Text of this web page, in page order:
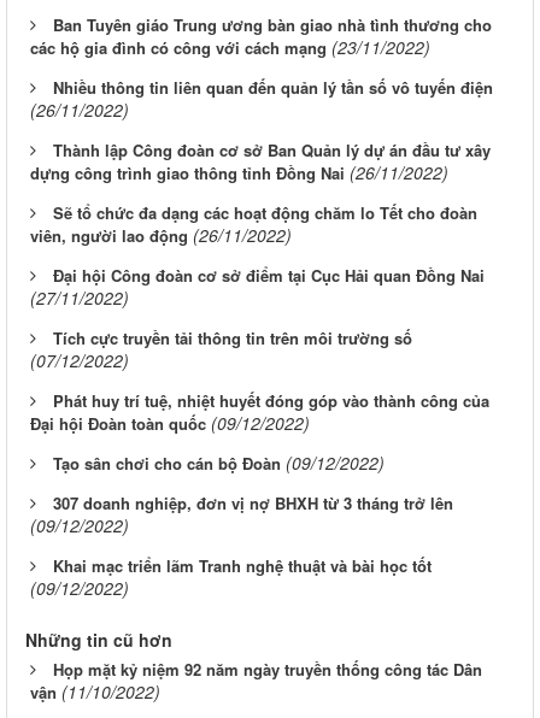
Ban Tuyên giáo Trung ương bàn giao nhà tình thương cho
các hộ gia đình có công với cách mạng (23/11/2022)
Nhiều thông tin liên quan đến quản lý tần số vô tuyến điện
(26/11/2022)
Thành lập Công đoàn cơ sở Ban Quản lý dự án đầu tư xây
dựng công trình giao thông tỉnh Đồng Nai (26/11/2022)
Sẽ tổ chức đa dạng các hoạt động chăm lo Tết cho đoàn
viên, người lao động (26/11/2022)
Đại hội Công đoàn cơ sở điểm tại Cục Hải quan Đồng Nai
(27/11/2022)
Tích cực truyền tải thông tin trên môi trường số
(07/12/2022)
Phát huy trí tuệ, nhiệt huyết đóng góp vào thành công của
Đại hội Đoàn toàn quốc (09/12/2022)
Tạo sân chơi cho cán bộ Đoàn (09/12/2022)
307 doanh nghiệp, đơn vị nợ BHXH từ 3 tháng trở lên
(09/12/2022)
Khai mạc triển lãm Tranh nghệ thuật và bài học tốt
(09/12/2022)
Những tin cũ hơn
Họp mặt kỷ niệm 92 năm ngày truyền thống công tác Dân
vận (11/10/2022)